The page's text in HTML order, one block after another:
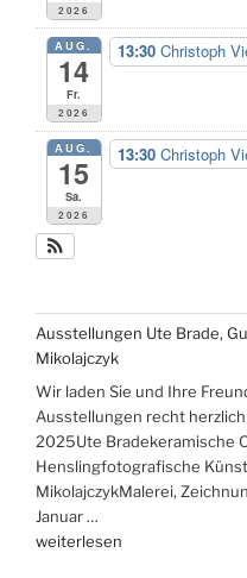
2026
AUG.
14
Fr.
2026
13:30 Christoph
AUG.
15
Sa.
2026
13:30 Christoph
Ausstellungen Ute Brade,
Mikolajczyk
Wir laden Sie und Ihre
Ausstellungen recht herzlich
2025Ute Bradekeramische
Henslingfotografische
MikolajczykMalerei,
Januar …
„Ausstellungen
weiterlesen